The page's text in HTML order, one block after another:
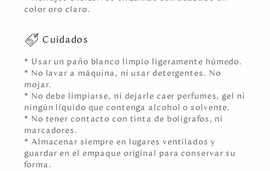
color oro claro.
Cuidados
* Usar un paño blanco limpio ligeramente húmedo.
* No lavar a máquina, ni usar detergentes. No
mojar.
* No debe limpiarse, ni dejarle caer perfumes, gel ni
ningún líquido que contenga alcohol o solvente.
* No tener contacto con tinta de bolígrafos, ni
marcadores.
* Almacenar siempre en lugares ventilados y
guardar en el empaque original para conservar su
forma.